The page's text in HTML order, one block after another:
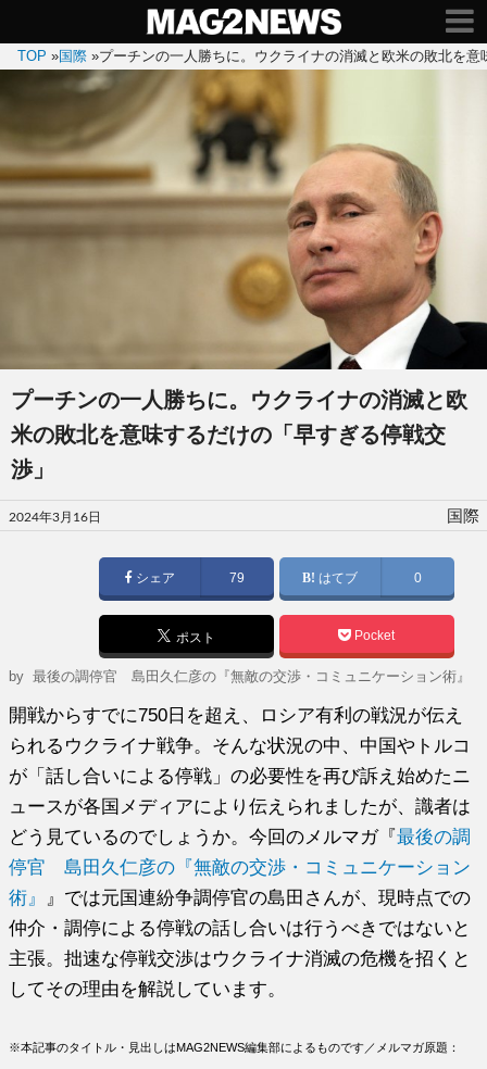
TOP »国際 »プーチンの一人勝ちに。ウクライナの消滅と欧米の敗北を
プーチンの一人勝ちに。ウクライナの消滅と欧
米の敗北を意味するだけの「早すぎる停戦交
渉」
投
稿
2024年3月16日 国際
シェア 79 はてブ 0
ポスト Pocket
by最後の調停官 島田久仁彦の『無敵の交渉・コミュニケーション術』
開戦からすでに750日を超え、ロシア有利の戦況が伝え
られるウクライナ戦争。そんな状況の中、中国やトルコ
が「話し合いによる停戦」の必要性を再び訴え始めたニ
ュースが各国メディアにより伝えられましたが、識者は
どう見ているのでしょうか。今回のメルマガ『最後の調
停官 島田久仁彦の『無敵の交渉・コミュニケーション
術』
』では元国連紛争調停官の島田さんが、現時点での
仲介・調停による停戦の話し合いは行うべきではないと
主張。拙速な停戦交渉はウクライナ消滅の危機を招くと
してその理由を解説しています。
※本記事のタイトル・見出しはMAG2NEWS編集部によるものです／メルマガ原題：